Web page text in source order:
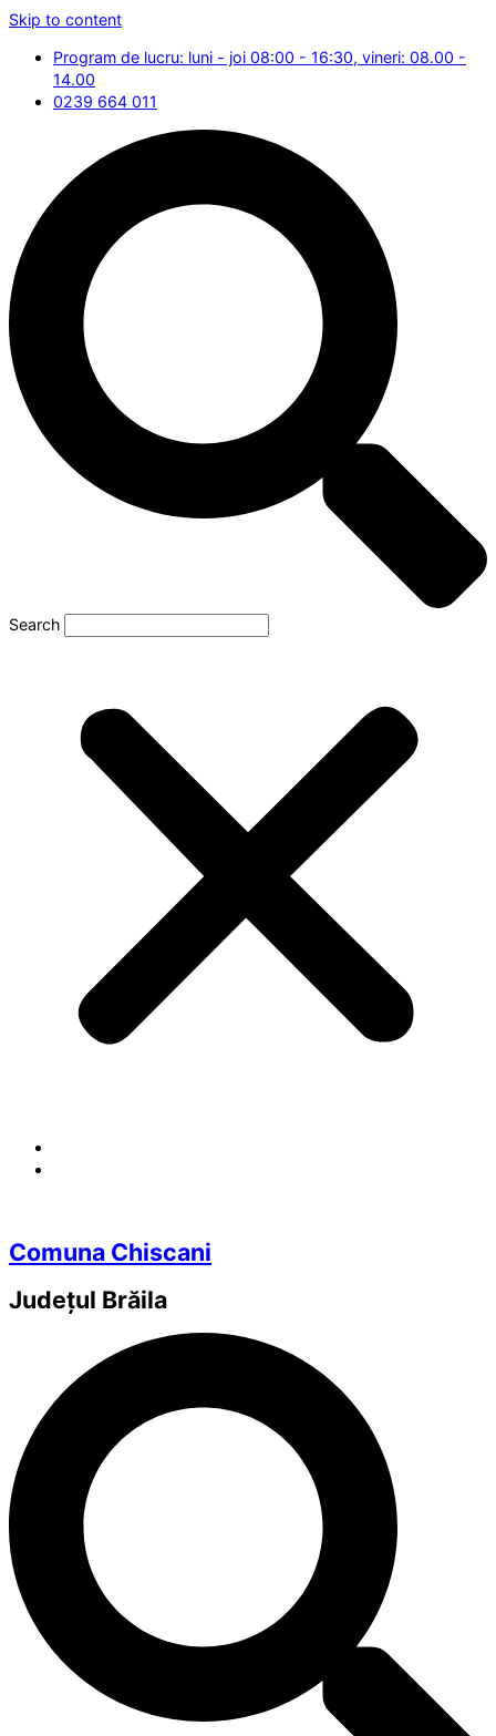
Skip to content
Program de lucru: luni - joi 08:00 - 16:30, vineri: 08.00 -
14.00
0239 664 011
Search
Comuna Chiscani
Județul Brăila